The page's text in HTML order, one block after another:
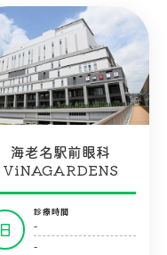
海老名駅前眼科
ViNAGARDENS
日
診療時間
-
-